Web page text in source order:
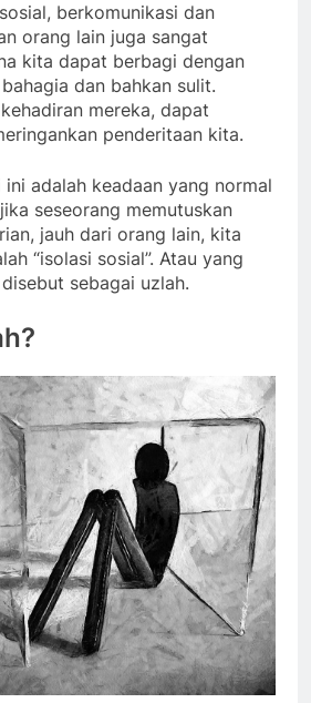
berkomunikasi dan
orang lain juga sangat
kita dapat berbagi dengan
dan bahkan sulit.
mereka, dapat
penderitaan kita.
adalah keadaan yang normal
seseorang memutuskan
jauh dari orang lain, kita
“isolasi sosial”. Atau yang
sebagai uzlah.